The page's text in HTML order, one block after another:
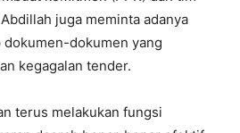
juga meminta adanya
dokumen yang
kegagalan tender.
terus melakukan fungsi